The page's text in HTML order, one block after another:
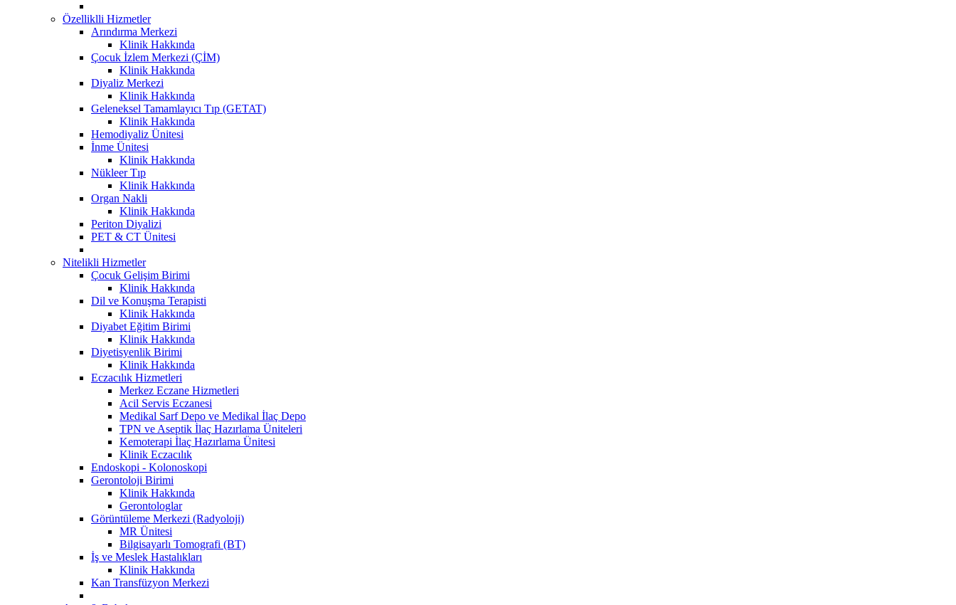
Özelliklli Hizmetler
Arındırma Merkezi
Klinik Hakkında
Çocuk İzlem Merkezi (ÇİM)
Klinik Hakkında
Diyaliz Merkezi
Klinik Hakkında
Geleneksel Tamamlayıcı Tıp (GETAT)
Klinik Hakkında
Hemodiyaliz Ünitesi
İnme Ünitesi
Klinik Hakkında
Nükleer Tıp
Klinik Hakkında
Organ Nakli
Klinik Hakkında
Periton Diyalizi
PET & CT Ünitesi
Nitelikli Hizmetler
Çocuk Gelişim Birimi
Klinik Hakkında
Dil ve Konuşma Terapisti
Klinik Hakkında
Diyabet Eğitim Birimi
Klinik Hakkında
Diyetisyenlik Birimi
Klinik Hakkında
Eczacılık Hizmetleri
Merkez Eczane Hizmetleri
Acil Servis Eczanesi
Medikal Sarf Depo ve Medikal İlaç Depo
TPN ve Aseptik İlaç Hazırlama Üniteleri
Kemoterapi İlaç Hazırlama Ünitesi
Klinik Eczacılık
Endoskopi - Kolonoskopi
Gerontoloji Birimi
Klinik Hakkında
Gerontologlar
Görüntüleme Merkezi (Radyoloji)
MR Ünitesi
Bilgisayarlı Tomografi (BT)
İş ve Meslek Hastalıkları
Klinik Hakkında
Kan Transfüzyon Merkezi